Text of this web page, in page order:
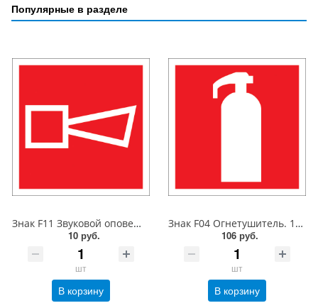
Популярные в разделе
Знак F11 Звуковой оповещатель пож. тревоги. 100x100 мм. пленка
10 руб.
шт
В корзину
Знак F04 Огнетушитель. 150x150 мм. фотолюминесцентный. пластик 2 мм
106 руб.
шт
В корзину